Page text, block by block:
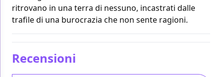
ritrovano in una terra di nessuno, incastrati dalle
trafile di una burocrazia che non sente ragioni.
Recensioni